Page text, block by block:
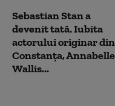
Sebastian Stan a
devenit tată. Iubita
actorului originar din
Constanța, Annabelle
Wallis...